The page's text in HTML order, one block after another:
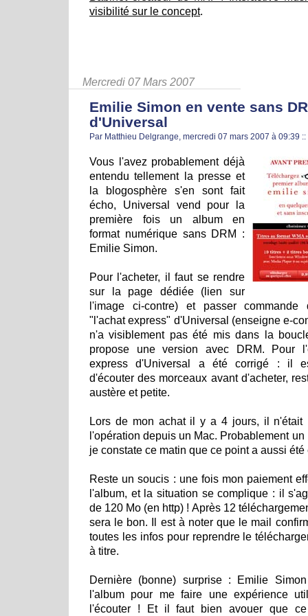
visibilité sur le concept.
Mercredi 07 Mars 2007
Emilie Simon en vente sans
d'Universal
Par Matthieu Delgrange, mercredi 07 mars 2007 à 09:39 ::
Vous l'avez probablement déjà
entendu tellement la presse et
la blogosphère s'en sont fait
écho, Universal vend pour la
première fois un album en
format numérique sans DRM :
Emilie Simon.
Pour l'acheter, il faut se rendre
sur la page dédiée (lien sur
l'image ci-contre) et passer commande
"l'achat express" d'Universal (enseigne e-
n'a visiblement pas été mis dans la
propose une version avec DRM. Pour
express d'Universal a été corrigé : il
d'écouter des morceaux avant d'acheter,
austère et petite.
Lors de mon achat il y a 4 jours, il n'était
l'opération depuis un Mac. Probablement
je constate ce matin que ce point a aussi été
Reste un soucis : une fois mon paiement
l'album, et la situation se complique : il
de 120 Mo (en http) ! Après 12
sera le bon. Il est à noter que le mail
toutes les infos pour reprendre le
à titre.
Dernière (bonne) surprise : Emilie
l'album pour me faire une expérience
l'écouter ! Et il faut bien avouer que